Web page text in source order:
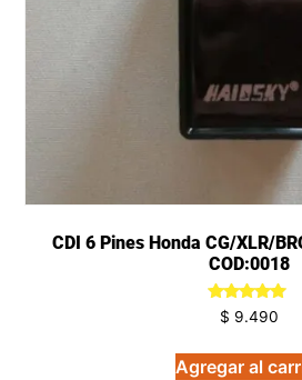
CDI 6 Pines Honda CG/XLR/
COD:0018
Valorado
en
de 5
$ 9.490
Agregar al